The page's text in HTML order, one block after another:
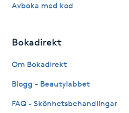
Huduppstramning
Hyaluronsyra
Hyperhidros
Avboka med kod
Bokadirekt
Om Bokadirekt
Blogg - Beautylabbet
FAQ - Skönhetsbehandlingar